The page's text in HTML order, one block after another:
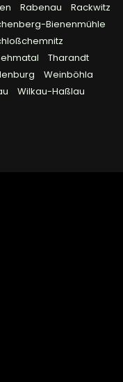
Rabenau
Rackwitz
Bienenmühle
Tharandt
Weinböhla
Wilkau-Haßlau